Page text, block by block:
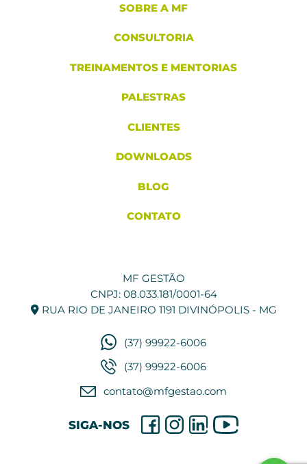
SOBRE A MF
CONSULTORIA
TREINAMENTOS E MENTORIAS
PALESTRAS
CLIENTES
DOWNLOADS
BLOG
CONTATO
MF GESTÃO
CNPJ: 08.033.181/0001-64
RUA RIO DE JANEIRO 1191 DIVINÓPOLIS - MG
(37) 99922-6006
(37) 99922-6006
contato@mfgestao.com